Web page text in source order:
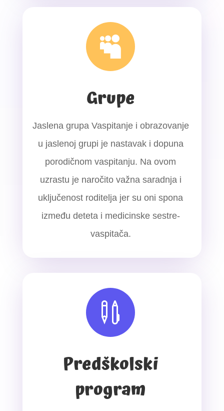

Grupe
Jaslena grupa Vaspitanje i obrazovanje
u jaslenoj grupi je nastavak i dopuna
porodičnom vaspitanju. Na ovom
uzrastu je naročito važna saradnja i
uključenost roditelja jer su oni spona
između deteta i medicinske sestre-
vaspitača.

Predškolski
program